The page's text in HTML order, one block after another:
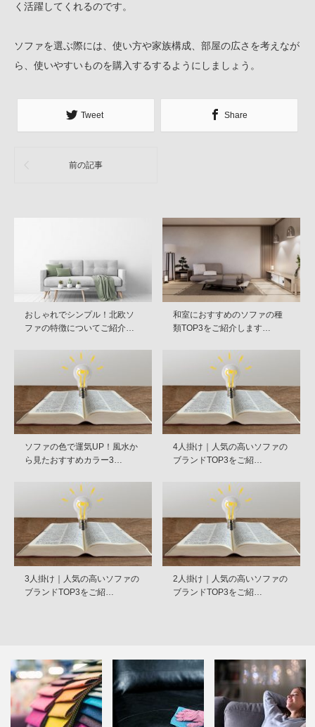
く活躍してくれるのです。
ソファを選ぶ際には、使い方や家族構成、部屋の広さを考えなが
ら、使いやすいものを購入するするようにしましょう。
Tweet Share
前の記事
おしゃれでシンプル！北欧ソ
ファの特徴についてご紹介…
和室におすすめのソファの種
類TOP3をご紹介します…
ソファの色で運気UP！風水か
ら見たおすすめカラー3…
4人掛け｜人気の高いソファの
ブランドTOP3をご紹…
3人掛け｜人気の高いソファの
ブランドTOP3をご紹…
2人掛け｜人気の高いソファの
ブランドTOP3をご紹…